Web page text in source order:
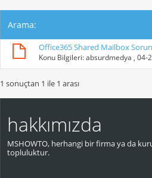
Arama:
Office365 Shared Mailbox
Konu Bilgileri:absurdmedya , 04-
1 sonuçtan 1 ile 1 arası
hakkımızda
MSHOWTO, herhangi bir firma ya da
topluluktur.